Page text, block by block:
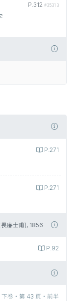
P.312 #35313
P.271
P.271
廉士甫), 1856
P.92
下卷‧第 43 頁‧前半